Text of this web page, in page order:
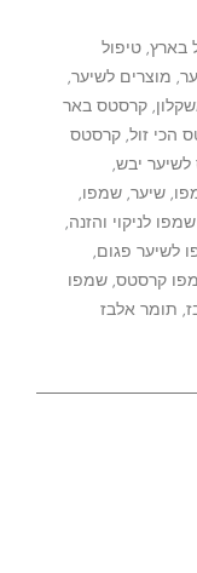
בארץ, טיפול
, מוצרים לשיער,
, קרסטס באר
הכי זול, קרסטס
יבש,
, שיער, שמפו,
שמפו לניקוי והזנה,
לשיער פגום,
קרסטס, שמפו
, תומר אלבז